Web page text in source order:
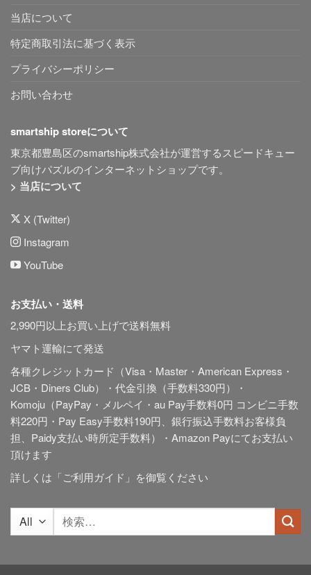
当店について
特定商取引法に基づく表示
プライバシーポリシー
お問い合わせ
smartship storeについて
東京都豊島区のsmartship株式会社が運営するスピードキュー
ブ向けパズルのインターネットショップです。
> 当店について
X (Twitter)
Instagram
YouTube
お支払い・送料
2,990円以上お買い上げで送料無料
ヤマト運輸にて発送
各種クレジットカード（Visa・Master・American Express・
JCB・Diners Club）・代金引換（手数料330円）・
Komoju（PayPay・メルペイ・au Pay手数料0円 コンビニ手数
料220円・Pay Easy手数料190円、銀行振込手数料お客様負
担、Paidy支払い時所定手数料）・Amazon Payにてお支払い
頂けます
詳しくは「ご利用ガイド 」を御覧ください
索